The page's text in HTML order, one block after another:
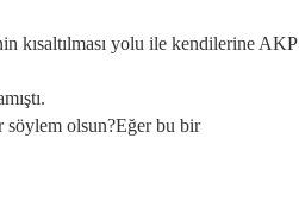
kısaltılması yolu ile kendilerine AKP
söylem olsun?Eğer bu bir